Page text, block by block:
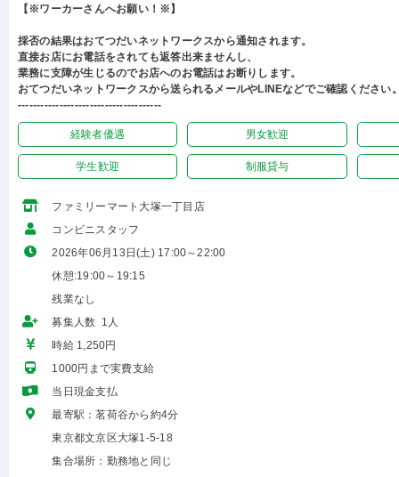
【※ワーカーさんへお願い！※】
採否の結果はおてつだいネットワークスから通知されます。
直接お店にお電話をされても返答出来ませんし、
業務に支障が生じるのでお店へのお電話はお断りします。
おてつだいネットワークスから送られるメールやLINEなどでご確認ください
--------------------------------------
経験者優遇 男女歓迎
学生歓迎 制服貸与
ファミリーマート大塚一丁目店
コンビニスタッフ
2026年06月13日(土) 17:00～22:00
休憩:19:00～19:15
残業なし
募集人数 1人
時給 1,250円
1000円まで実費支給
当日現金支払
最寄駅：茗荷谷から約4分
東京都文京区大塚1-5-18
集合場所：勤務地と同じ